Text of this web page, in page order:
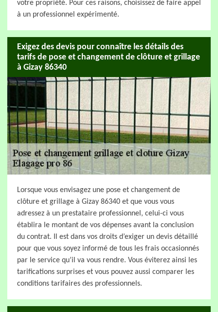
votre propriété. Pour ces raisons, choisissez de faire appel
à un professionnel expérimenté.
Exigez des devis pour connaître les détails des
tarifs de pose et changement de clôture et grillage
à Gizay 86340
Lorsque vous envisagez une pose et changement de
clôture et grillage à Gizay 86340 et que vous vous
adressez à un prestataire professionnel, celui-ci vous
établira le montant de vos dépenses avant la conclusion
du contrat. Il est dans vos droits d’exiger un devis détaillé
pour que vous soyez informé de tous les frais occasionnés
par le service qu’il va vous rendre. Vous éviterez ainsi les
tarifications surprises et vous pouvez aussi comparer les
conditions tarifaires des professionnels.